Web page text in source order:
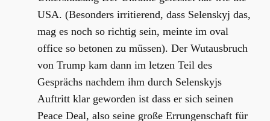
USA. (Besonders irritierend, dass Selenskyj das,
mag es noch so richtig sein, meinte im oval
office so betonen zu müssen). Der Wutausbruch
von Trump kam dann im letzen Teil des
Gesprächs nachdem ihm durch Selenskyjs
Auftritt klar geworden ist dass er sich seinen
Peace Deal, also seine große Errungenschaft für